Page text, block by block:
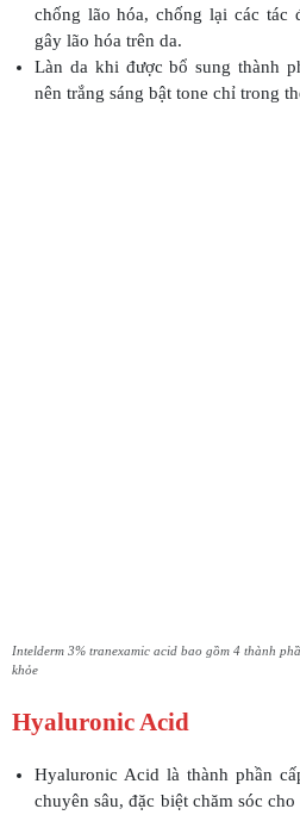
chống lão hóa, chống lại các tác
gây lão hóa trên da.
Làn da khi được bổ sung thành
nên trắng sáng bật tone chỉ trong
Intelderm 3% tranexamic acid bao gồm 4 thành
khỏe
Hyaluronic Acid
Hyaluronic Acid là thành phần
chuyên sâu, đặc biệt chăm sóc